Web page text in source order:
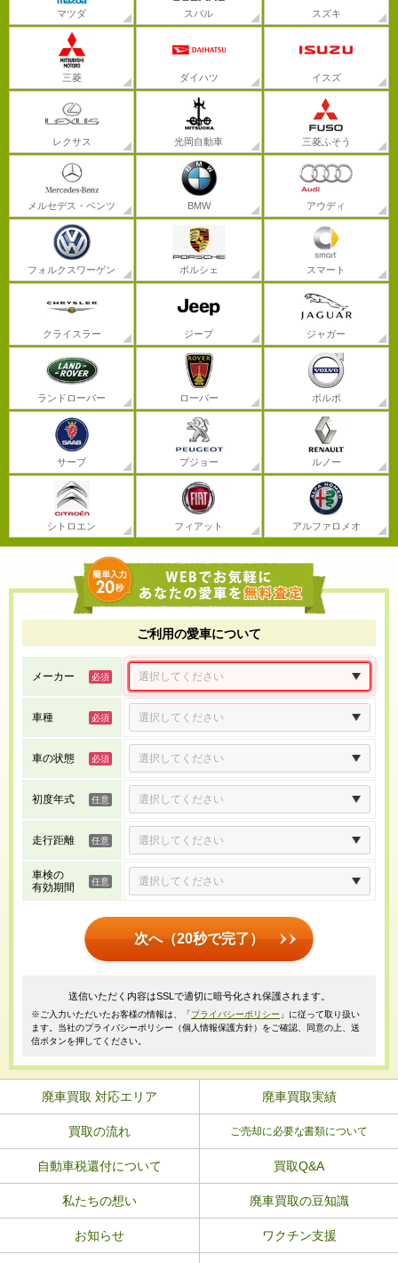
マツダ スバル スズキ
三菱 ダイハツ イスズ
レクサス 光岡自動車 三菱ふそう
メルセデス・ベンツ BMW アウディ
フォルクスワーゲン ポルシェ スマート
クライスラー ジープ ジャガー
ランドローバー ローバー ボルボ
サーブ プジョー ルノー
シトロエン フィアット アルファロメオ
ご利用の愛車について
メーカー
車種
車の状態
初度年式
走行距離
車検の
有効期間
次へ（20秒で完了）
送信いただく内容はSSLで適切に暗号化され保護されます。
※ご入力いただいたお客様の情報は、「プライバシーポリシー 」に従って取り扱い
ます。当社のプライバシーポリシー（個人情報保護方針）をご確認、同意の上、送
信ボタンを押してください。
廃車買取 対応エリア 廃車買取実績
買取の流れ ご売却に必要な書類について
自動車税還付について 買取Q&A
私たちの想い 廃車買取の豆知識
お知らせ ワクチン支援